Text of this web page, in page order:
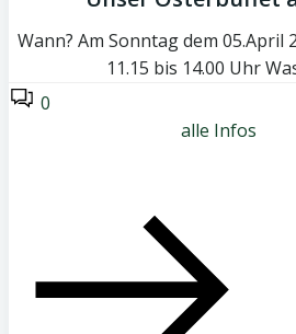
Wann? Am Sonntag dem 05.April
11.15 bis 14.00 Uhr
0
alle Infos